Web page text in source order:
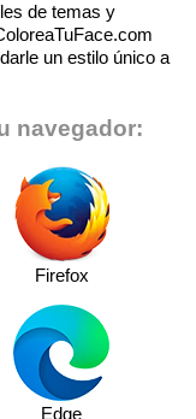
de temas y
un estilo único a
navegador:
Firefox
Edge